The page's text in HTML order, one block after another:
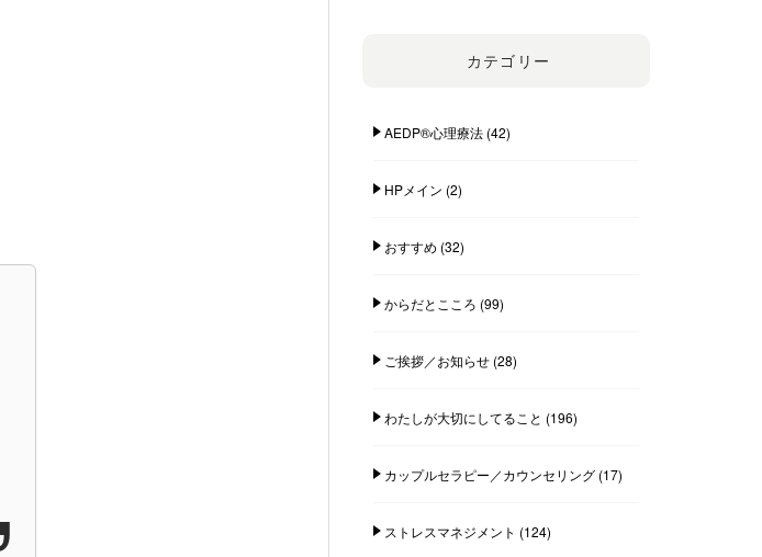
カテゴリー
AEDP®︎心理療法(42)
HPメイン (2)
おすすめ (32)
からだとこころ (99)
ご挨拶／お知らせ(28)
わたしが大切にしてること (196)
カップルセラピー／カウンセリング(17)
ストレスマネジメント (124)